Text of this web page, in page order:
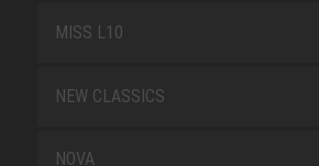
MISS L10
NEW CLASSICS
NOVA